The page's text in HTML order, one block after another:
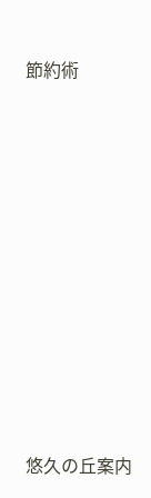
節約術
悠久の丘案内